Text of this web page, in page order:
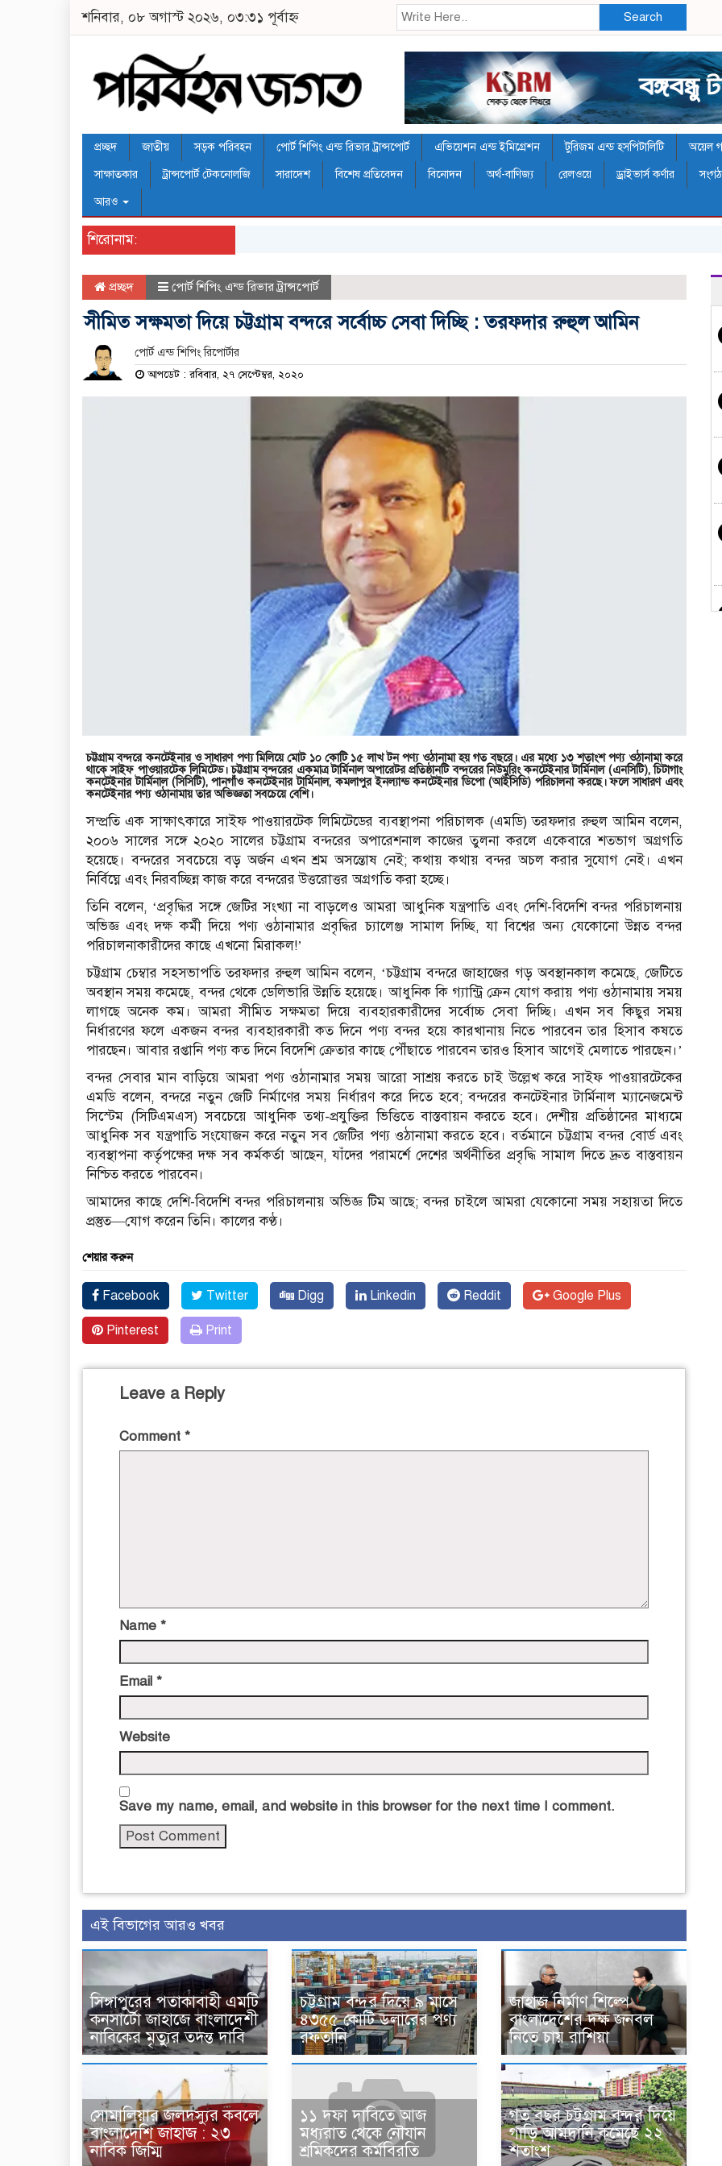
শনিবার, ০৮ অগাস্ট ২০২৬, ০৩:৩১ পূর্বাহ্ন Search
প্রচ্ছদ জাতীয় সড়ক পরিবহন পোর্ট শিপিং এন্ড রিভার ট্রান্সপোর্ট এভিয়েশন এন্ড ইমিগ্রেশন টুরিজম এন্ড হসপিটালিটি অয়েল
সাক্ষাতকার
ট্রান্সপোর্ট টেকনোলজি সারাদেশ বিশেষ প্রতিবেদন বিনোদন অর্থ-বাণিজ্য রেলওয়ে ড্রাইভার্স কর্ণার
আরও
শিরোনাম:
প্রচ্ছদ পোর্ট শিপিং এন্ড রিভার ট্রান্সপোর্ট
সীমিত সক্ষমতা দিয়ে চট্টগ্রাম বন্দরে সর্বোচ্চ সেবা দিচ্ছি : তরফদার রুহুল আমিন
পোর্ট এন্ড শিপিং রিপোর্টার
আপডেট : রবিবার, ২৭ সেপ্টেম্বর, ২০২০
চট্টগ্রাম বন্দরে কনটেইনার ও সাধারণ পণ্য মিলিয়ে মোট ১০ কোটি ১৫ লাখ টন পণ্য ওঠানামা হয় গত বছরে। এর মধ্যে ১৩ শতাংশ পণ্য ওঠানামা করে
থাকে সাইফ পাওয়ারটেক লিমিটেড। চট্টগ্রাম বন্দরের একমাত্র টার্মিনাল অপারেটর প্রতিষ্ঠানটি বন্দরের নিউমুুরিং কনটেইনার টার্মিনাল (এনসিটি), চিটাগাং
কনটেইনার টার্মিনাল (সিসিটি), পানগাঁও কনটেইনার টার্মিনাল, কমলাপুর ইনল্যান্ড কনটেইনার ডিপো (আইসিডি) পরিচালনা করছে। ফলে সাধারণ এবং
কনটেইনার পণ্য ওঠানামায় তার অভিজ্ঞতা সবচেয়ে বেশি।
সম্প্রতি এক সাক্ষাৎকারে সাইফ পাওয়ারটেক লিমিটেডের ব্যবস্থাপনা পরিচালক (এমডি) তরফদার রুহুল আমিন বলেন,
২০০৬ সালের সঙ্গে ২০২০ সালের চট্টগ্রাম বন্দরের অপারেশনাল কাজের তুলনা করলে একেবারে শতভাগ অগ্রগতি
হয়েছে। বন্দরের সবচেয়ে বড় অর্জন এখন শ্রম অসন্তোষ নেই; কথায় কথায় বন্দর অচল করার সুযোগ নেই। এখন
নির্বিঘ্নে এবং নিরবচ্ছিন্ন কাজ করে বন্দরের উত্তরোত্তর অগ্রগতি করা হচ্ছে।
তিনি বলেন, ‘প্রবৃদ্ধির সঙ্গে জেটির সংখ্যা না বাড়লেও আমরা আধুনিক যন্ত্রপাতি এবং দেশি-বিদেশি বন্দর পরিচালনায়
অভিজ্ঞ এবং দক্ষ কর্মী দিয়ে পণ্য ওঠানামার প্রবৃদ্ধির চ্যালেঞ্জ সামাল দিচ্ছি, যা বিশ্বের অন্য যেকোনো উন্নত বন্দর
পরিচালনাকারীদের কাছে এখনো মিরাকল!’
চট্টগ্রাম চেম্বার সহসভাপতি তরফদার রুহুল আমিন বলেন, ‘চট্টগ্রাম বন্দরে জাহাজের গড় অবস্থানকাল কমেছে, জেটিতে
অবস্থান সময় কমেছে, বন্দর থেকে ডেলিভারি উন্নতি হয়েছে। আধুনিক কি গ্যান্ট্রি ক্রেন যোগ করায় পণ্য ওঠানামায় সময়
লাগছে অনেক কম। আমরা সীমিত সক্ষমতা দিয়ে ব্যবহারকারীদের সর্বোচ্চ সেবা দিচ্ছি। এখন সব কিছুর সময়
নির্ধারণের ফলে একজন বন্দর ব্যবহারকারী কত দিনে পণ্য বন্দর হয়ে কারখানায় নিতে পারবেন তার হিসাব কষতে
পারছেন। আবার রপ্তানি পণ্য কত দিনে বিদেশি ক্রেতার কাছে পৌঁছাতে পারবেন তারও হিসাব আগেই মেলাতে পারছেন।’
বন্দর সেবার মান বাড়িয়ে আমরা পণ্য ওঠানামার সময় আরো সাশ্রয় করতে চাই উল্লেখ করে সাইফ পাওয়ারটেকের
এমডি বলেন, বন্দরে নতুন জেটি নির্মাণের সময় নির্ধারণ করে দিতে হবে; বন্দরের কনটেইনার টার্মিনাল ম্যানেজমেন্ট
সিস্টেম (সিটিএমএস) সবচেয়ে আধুনিক তথ্য-প্রযুক্তির ভিত্তিতে বাস্তবায়ন করতে হবে। দেশীয় প্রতিষ্ঠানের মাধ্যমে
আধুনিক সব যন্ত্রপাতি সংযোজন করে নতুন সব জেটির পণ্য ওঠানামা করতে হবে। বর্তমানে চট্টগ্রাম বন্দর বোর্ড এবং
ব্যবস্থাপনা কর্তৃপক্ষের দক্ষ সব কর্মকর্তা আছেন, যাঁদের পরামর্শে দেশের অর্থনীতির প্রবৃদ্ধি সামাল দিতে দ্রুত বাস্তবায়ন
নিশ্চিত করতে পারবেন।
আমাদের কাছে দেশি-বিদেশি বন্দর পরিচালনায় অভিজ্ঞ টিম আছে; বন্দর চাইলে আমরা যেকোনো সময় সহায়তা দিতে
প্রস্তুত—যোগ করেন তিনি। কালের কণ্ঠ।
শেয়ার করুন
Facebook Twitter Digg Linkedin Reddit Google Plus
Pinterest Print
Leave a Reply
Comment *
Name *
Email *
Website
Save my name, email, and website in this browser for the next time I comment.
এই বিভাগের আরও খবর
সিঙ্গাপুরের পতাকাবাহী এমটি
কনসার্টো জাহাজে বাংলাদেশী
নাবিকের মৃত্যুর তদন্ত দাবি
চট্টগ্রাম বন্দর দিয়ে ৯ মাসে
৪৩৫৫ কোটি ডলারের পণ্য
রফতানি
জাহাজ নির্মাণ শিল্পে
বাংলাদেশের দক্ষ জনবল
নিতে চায় রাশিয়া
সোমালিয়ার জলদস্যুর কবলে
বাংলাদেশি জাহাজ : ২৩
নাবিক জিম্মি
১১ দফা দাবিতে আজ
মধ্যরাত থেকে নৌযান
শ্রমিকদের কর্মবিরতি
গত বছর চট্টগ্রাম বন্দর দিয়ে
গাড়ি আমদানি কমেছে ২২
শতাংশ